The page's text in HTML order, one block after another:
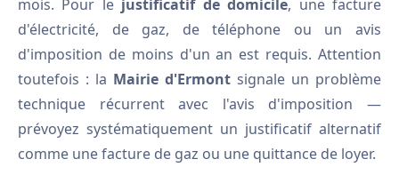
mois. Pour le justificatif de domicile, une facture
d'électricité, de gaz, de téléphone ou un avis
d'imposition de moins d'un an est requis. Attention
toutefois : la Mairie d'Ermont signale un problème
technique récurrent avec l'avis d'imposition —
prévoyez systématiquement un justificatif alternatif
comme une facture de gaz ou une quittance de loyer.